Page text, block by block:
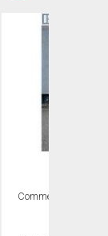
Commercial